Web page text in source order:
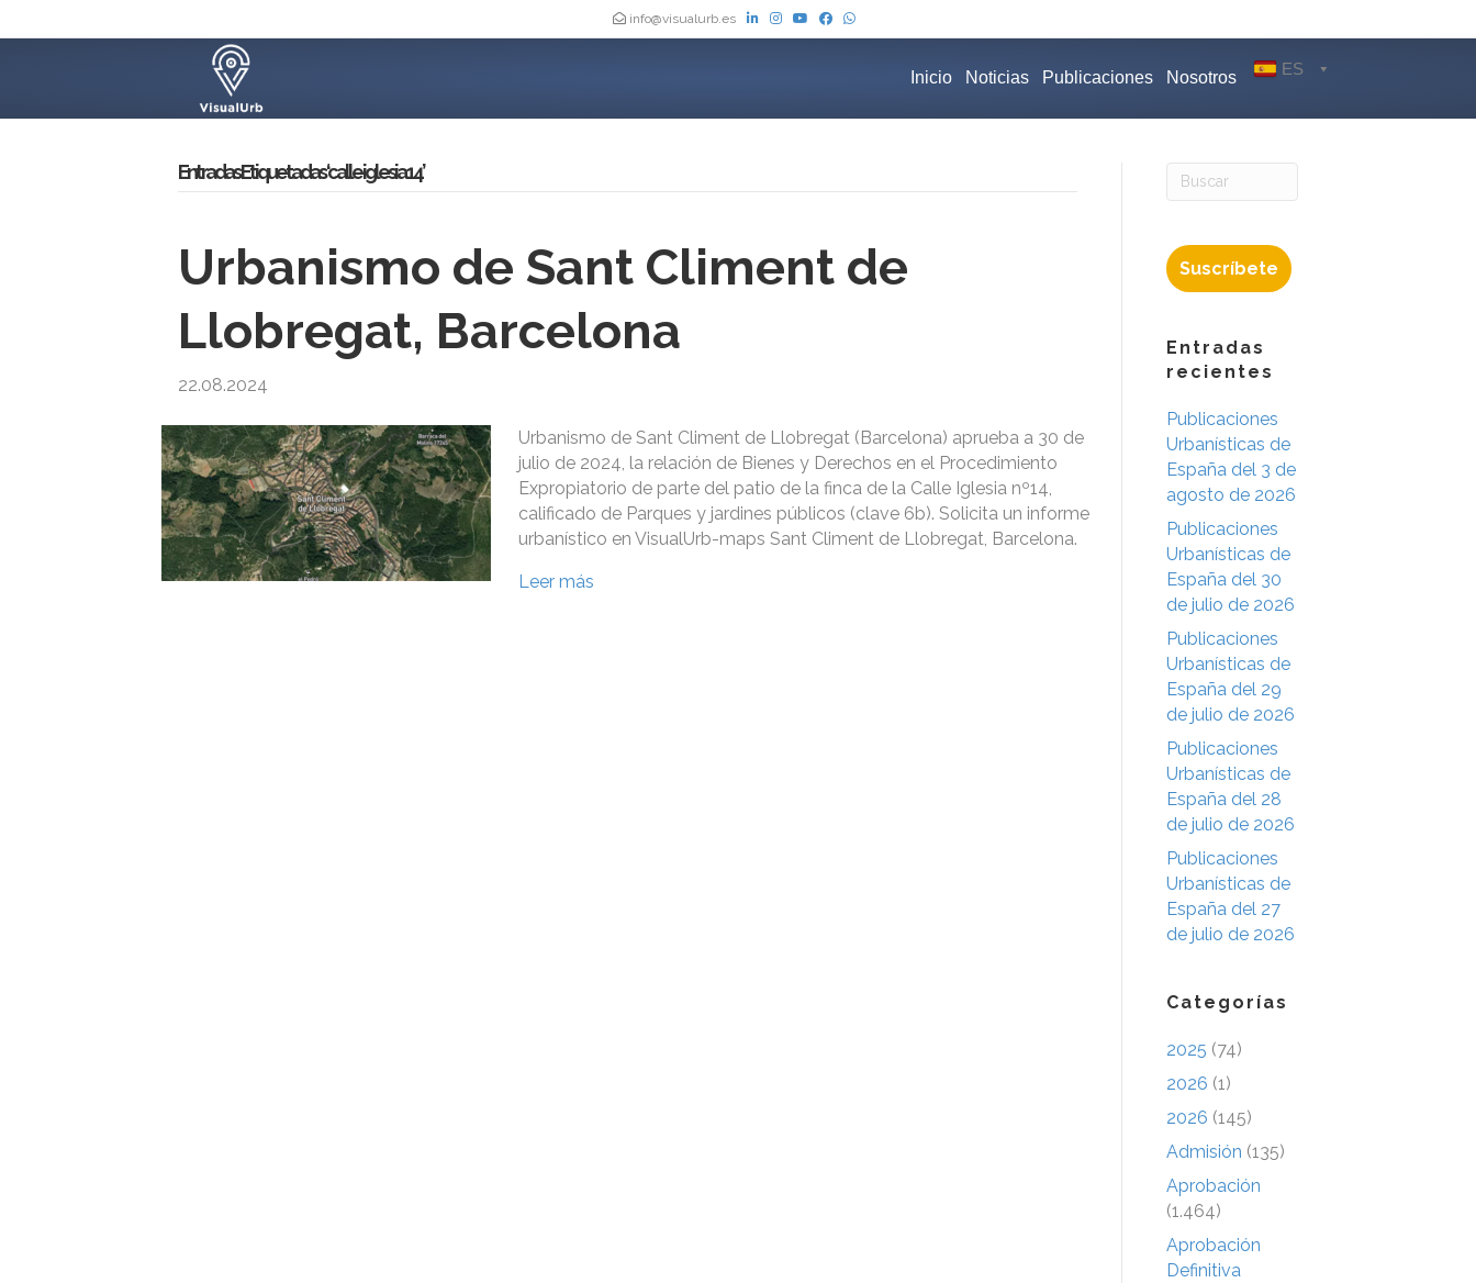
info@visualurb.es
Inicio Noticias Publicaciones Nosotros ES
Entradas Etiquetadas ‘calle iglesia 14’
Urbanismo de Sant Climent de
Llobregat, Barcelona
22.08.2024
Urbanismo de Sant Climent de Llobregat (Barcelona) aprueba a 30 de
julio de 2024, la relación de Bienes y Derechos en el Procedimiento
Expropiatorio de parte del patio de la finca de la Calle Iglesia nº14,
calificado de Parques y jardines públicos (clave 6b). Solicita un informe
urbanístico en VisualUrb-maps Sant Climent de Llobregat, Barcelona.
Leer más
Suscríbete
Entradas
recientes
Publicaciones
Urbanísticas de
España del 3 de
agosto de 2026
Publicaciones
Urbanísticas de
España del 30
de julio de 2026
Publicaciones
Urbanísticas de
España del 29
de julio de 2026
Publicaciones
Urbanísticas de
España del 28
de julio de 2026
Publicaciones
Urbanísticas de
España del 27
de julio de 2026
Categorías
2025 (74)
2026 (1)
2026 (145)
Admisión (135)
Aprobación
(1.464)
Aprobación
Definitiva